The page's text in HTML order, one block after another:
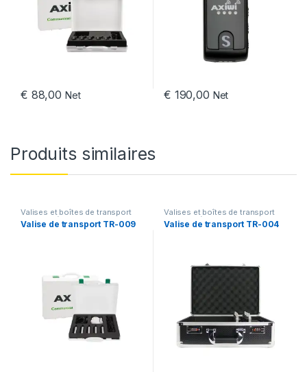
€ 88,00 Net € 190,00 Net
Produits similaires
Valises et boîtes de transport
pour systèmes d’intercoms
Valise de transport TR-009
Valises et boîtes de transport
pour systèmes d’intercoms
Valise de transport TR-004